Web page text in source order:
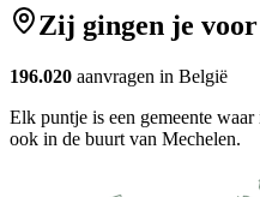
Zij gingen je voor
196.020 aanvragen in België
Elk puntje is een gemeente
ook in de buurt van Mechelen.